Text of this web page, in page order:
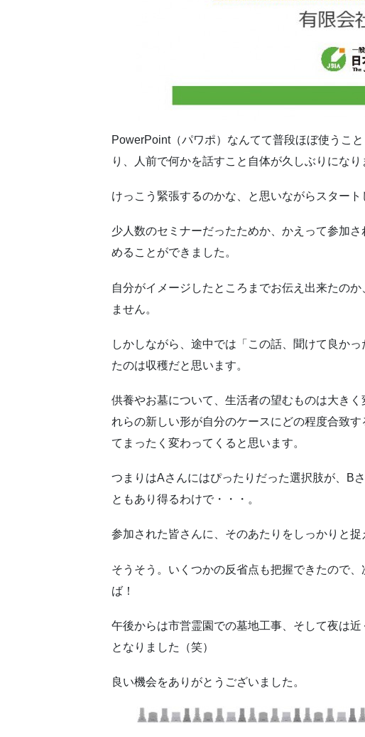
PowerPoint（パワポ）なんてて普段ほぼ使うこ
り、人前で何かを話すこと自体が久しぶりになり
けっこう緊張するのかな、と思いながらスタート
少人数のセミナーだったためか、かえって参加
めることができました。
自分がイメージしたところまでお伝え出来たの
ません。
しかしながら、途中では「この話、聞けて良か
たのは収穫だと思います。
供養やお墓について、生活者の望むものは大き
れらの新しい形が自分のケースにどの程度合致
てまったく変わってくると思います。
つまりはAさんにはぴったりだった選択肢が、B
ともあり得るわけで・・・。
参加された皆さんに、そのあたりをしっかりと捉
そうそう。いくつかの反省点も把握できたので
ば！
午後からは市営霊園での墓地工事、そして夜は
となりました（笑）
良い機会をありがとうございました。